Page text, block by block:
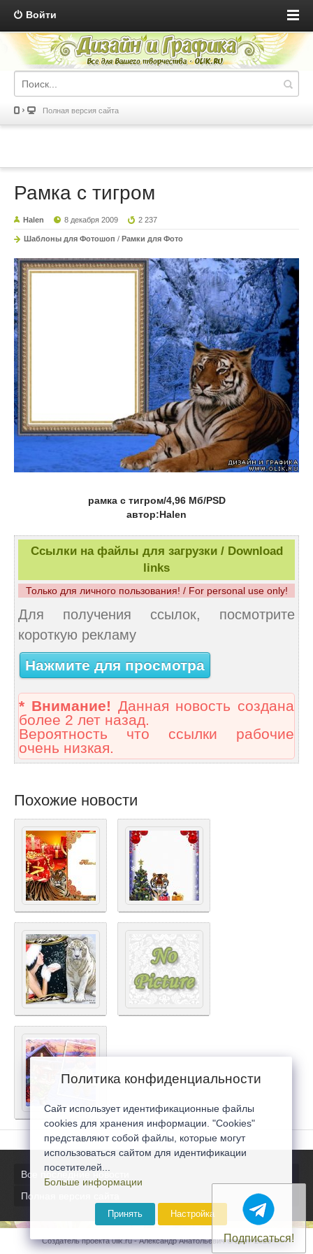
Войти
Полная версия сайта
Рамка с тигром
Halen 8 декабря 2009 2 237
Шаблоны для Фотошоп / Рамки для Фото
рамка с тигром/4,96 Мб/PSD
автор:Halen
Ссылки на файлы для загрузки / Download
links
Только для личного пользования! / For personal use only!
Для получения ссылок, посмотрите
короткую рекламу
Нажмите для просмотра
* Внимание! Данная новость создана
более 2 лет назад.
Вероятность что ссылки рабочие
очень низкая.
Похожие новости
Все последние новости
Полная версия сайта
Создатель проекта 0lik.ru - Александр Анатольевич © 2007-2026
Подписаться!
Политика конфиденциальности
Сайт использует идентификационные файлы
cookies для хранения информации. "Cookies"
представляют собой файлы, которые могут
использоваться сайтом для идентификации
посетителей...
Больше информации
Принять Настройка